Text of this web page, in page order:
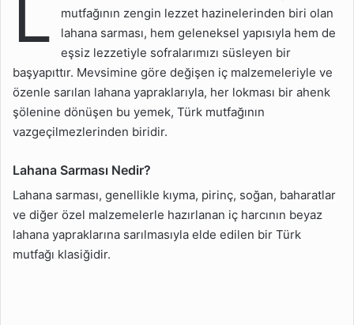
Lahana Sarması Tarifi
Lahana Sarması İçin Püf
Noktalar
Lahana Sarması Kaç
Kaloridir?
Lahana Nasıl Kesilir?
mutfağının zengin lezzet hazinelerinden biri olan
lahana sarması, hem geleneksel yapısıyla hem de
eşsiz lezzetiyle sofralarımızı süsleyen bir
başyapıttır. Mevsimine göre değişen iç malzemeleriyle ve
özenle sarılan lahana yapraklarıyla, her lokması bir ahenk
şölenine dönüşen bu yemek, Türk mutfağının
vazgeçilmezlerinden biridir.
Lahana Sarması Nedir?
Lahana sarması, genellikle kıyma, pirinç, soğan, baharatlar
ve diğer özel malzemelerle hazırlanan iç harcının beyaz
lahana yapraklarına sarılmasıyla elde edilen bir Türk
mutfağı klasiğidir.